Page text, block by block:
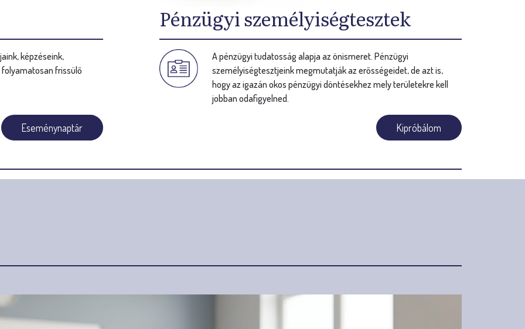
képzéseink,
frissülő
Eseménynaptár
Pénzügyi személyiségtesztek
A pénzügyi tudatosság alapja az önismeret. Pénzügyi
személyiségtesztjeink megmutatják az erősségeidet, de azt is,
hogy az igazán okos pénzügyi döntésekhez mely területekre kell
jobban odafigyelned.
Kipróbálom